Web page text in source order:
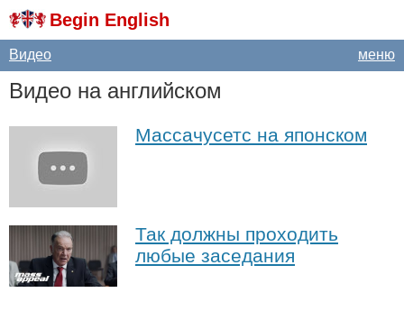
Begin English
меню
Видео
Видео на английском
Массачусетс на японском
Так должны проходить
любые заседания